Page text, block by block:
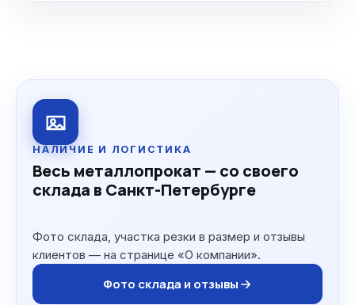
НАЛИЧИЕ И ЛОГИСТИКА
Весь металлопрокат — со своего
склада в Санкт-Петербурге
Фото склада, участка резки в размер и отзывы
клиентов — на странице «О компании».
Фото склада и отзывы